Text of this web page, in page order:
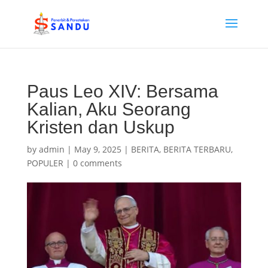
Paus Leo XIV: Bersama
Kalian, Aku Seorang
Kristen dan Uskup
by admin | May 9, 2025 | BERITA, BERITA TERBARU,
POPULER | 0 comments